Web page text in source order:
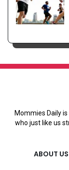
Mommies Daily
who just like us
ABOUT US